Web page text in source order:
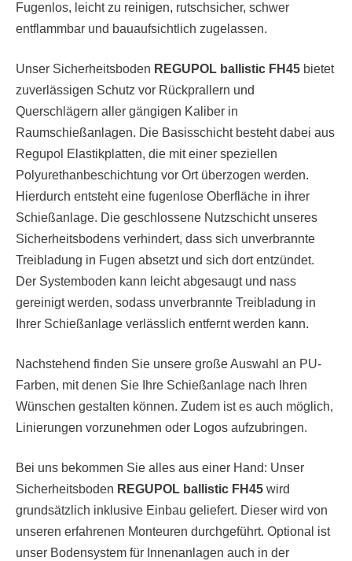
Fugenlos, leicht zu reinigen, rutschsicher, schwer
entflammbar und bauaufsichtlich zugelassen.
Unser Sicherheitsboden REGUPOL ballistic FH45 bietet
zuverlässigen Schutz vor Rückprallern und
Querschlägern aller gängigen Kaliber in
Raumschießanlagen. Die Basisschicht besteht dabei aus
Regupol Elastikplatten, die mit einer speziellen
Polyurethanbeschichtung vor Ort überzogen werden.
Hierdurch entsteht eine fugenlose Oberfläche in ihrer
Schießanlage. Die geschlossene Nutzschicht unseres
Sicherheitsbodens verhindert, dass sich unverbrannte
Treibladung in Fugen absetzt und sich dort entzündet.
Der Systemboden kann leicht abgesaugt und nass
gereinigt werden, sodass unverbrannte Treibladung in
Ihrer Schießanlage verlässlich entfernt werden kann.
Nachstehend finden Sie unsere große Auswahl an PU-
Farben, mit denen Sie Ihre Schießanlage nach Ihren
Wünschen gestalten können. Zudem ist es auch möglich,
Linierungen vorzunehmen oder Logos aufzubringen.
Bei uns bekommen Sie alles aus einer Hand: Unser
Sicherheitsboden REGUPOL ballistic FH45 wird
grundsätzlich inklusive Einbau geliefert. Dieser wird von
unseren erfahrenen Monteuren durchgeführt. Optional ist
unser Bodensystem für Innenanlagen auch in der